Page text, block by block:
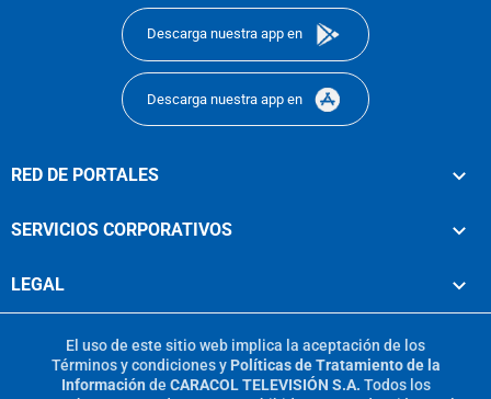
Descarga nuestra app en
Descarga nuestra app en
RED DE PORTALES
SERVICIOS CORPORATIVOS
LEGAL
El uso de este sitio web implica la aceptación de los
Términos y condicionesy Políticas de Tratamiento de la
Información de CARACOL TELEVISIÓN S.A. Todos los